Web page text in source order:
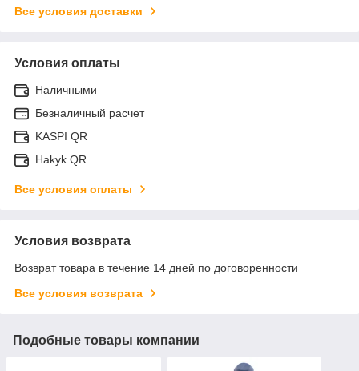
Все условия доставки
Условия оплаты
Наличными
Безналичный расчет
KASPI QR
Hakyk QR
Все условия оплаты
Условия возврата
Возврат товара в течение 14 дней по договоренности
Все условия возврата
Подобные товары компании